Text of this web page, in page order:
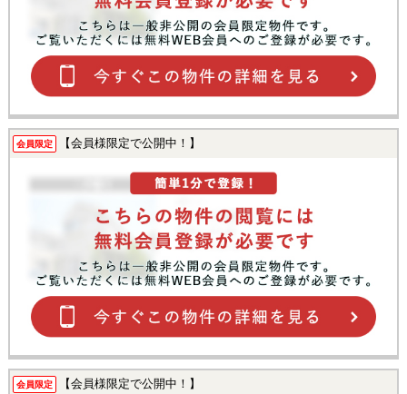
会員限定 【会員様限定で公開中！】
会員限定 【会員様限定で公開中！】